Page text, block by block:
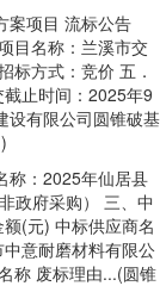
项目 流标公告
目名称：兰溪市交
标方式：竞价 五．
止时间：2025年9
设有限公司圆锥破基
：2025年仙居县
政府采购） 三、中
(元) 中标供应商名
意耐磨材料有限公
称 废标理由...(圆锥